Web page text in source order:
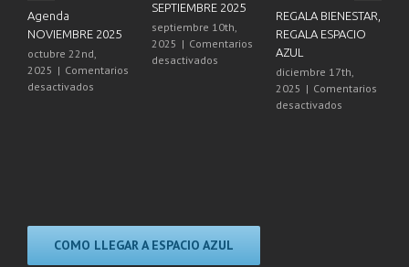
Agenda
NOVIEMBRE 2025
octubre 22nd,
2025
Comentarios
desactivadosen
SEPTIEMBRE 2025
septiembre 10th,
2025
Comentarios
desactivadosen
REGALA BIENESTAR,
REGALA ESPACIO
AZUL
diciembre 17th,
2025
Comentarios
desactivadosen
COMO LLEGAR A ESPACIO AZUL